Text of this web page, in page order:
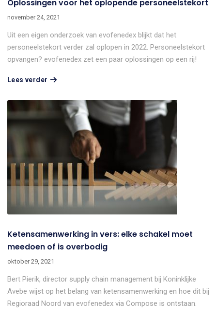
Oplossingen voor het oplopende personeelstekort
november 24, 2021
Uit een eigen onderzoek van evofenedex blijkt dat het
personeelstekort verder zal oplopen in 2022. Personeelstekort
opvangen? evofenedex zet een paar oplossingen op een rij!
Lees verder
Ketensamenwerking in vers: elke schakel moet
meedoen of is overbodig
oktober 29, 2021
Bert Pierik, director supply chain management bij Koninklijke
Avebe wijst op het belang van ketensamenwerking en hoe dit bij
Regioraad Noord van evofenedex via Compose is ontstaan.